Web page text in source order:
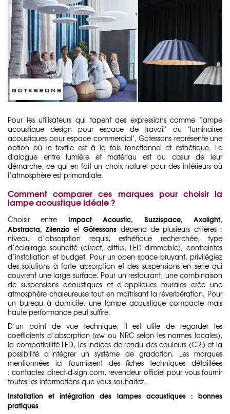
Pour les utilisateurs qui tapent des expressions comme "lampe
acoustique design pour espace de travail" ou "luminaires
acoustiques pour espace commercial", Götessons représente une
option où le textile est à la fois fonctionnel et esthétique. Le
dialogue entre lumière et matériau est au cœur de leur
démarche, ce qui en fait un choix naturel pour des intérieurs où
l’atmosphère est primordiale.
Comment comparer ces marques pour choisir la
lampe acoustique idéale ?
Choisir entre Impact Acoustic, Buzzispace,Axolight,
Abstracta,Zilenzio et Götessons dépend de plusieurs critères :
niveau d’absorption requis, esthétique recherchée, type
d’éclairage souhaité (direct, diffus, LED dimmable), contraintes
d’installation et budget. Pour un open space bruyant, privilégiez
des solutions à forte absorption et des suspensions en série qui
couvrent une large surface. Pour un restaurant, une combinaison
de suspensions acoustiques et d’appliques murales crée une
atmosphère chaleureuse tout en maîtrisant la réverbération. Pour
un bureau à domicile, une lampe acoustique compacte mais
haute performance peut suffire.
D’un point de vue technique, il est utile de regarder les
coefficients d’absorption (αw ou NRC selon les normes locales),
la compatibilité LED, les indices de rendu des couleurs (CRI) et la
possibilité d’intégrer un système de gradation. Les marques
mentionnées ici fournissent des fiches techniques détaillées
: contactez direct-d-sign.com, revendeur officiel pour vous fournir
toutes les informations que vous souhaitez.
Installation et intégration des lampes acoustiques : bonnes
pratiques